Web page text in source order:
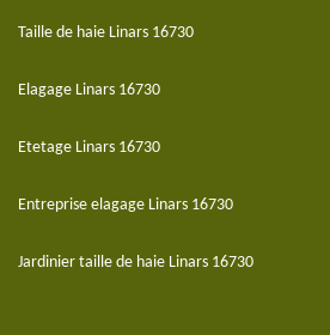
Taille de haie Linars 16730
Elagage Linars 16730
Etetage Linars 16730
Entreprise elagage Linars 16730
Jardinier taille de haie Linars 16730